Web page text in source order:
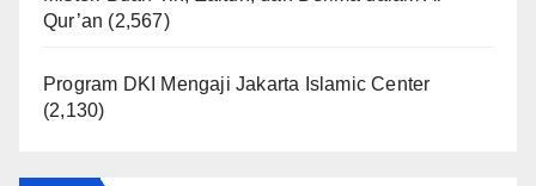
Qur’an (2,567)
Program DKI Mengaji Jakarta Islamic Center
(2,130)